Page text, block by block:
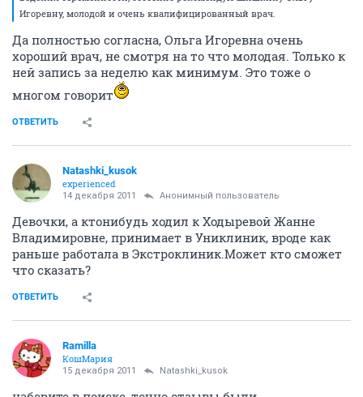
Игоревну, молодой и очень квалифицированный врач.
Да полностью согласна, Ольга Игоревна очень
хороший врач, не смотря на то что молодая. Только к
ней запись за неделю как минимум. Это тоже о
многом говорит
ОТВЕТИТЬ
Natashki_kusok
experienced
14 декабря 2011 Анонимный пользователь
Девочки, а ктонибудь ходил к Ходыревой Жанне
Владимировне, принимает в Униклиник, вроде как
раньше работала в Экстроклиник.Может кто сможет
что сказать?
ОТВЕТИТЬ
Ramilla
КошМария
15 декабря 2011 Natashki_kusok